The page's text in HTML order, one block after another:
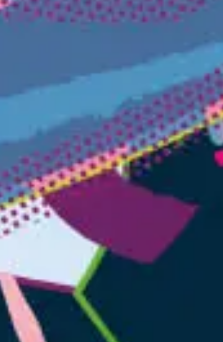
JEUXDI BY PARISLONGCHAMP
LA GARDEN PARTY - CYGAMES GRAND PRIX DE PARIS -
LA GARDEN PARTY - CYGAMES GRAND PRIX DE PARIS -
TOUS NOS ÉVÉNEMENTS
OFFRES, PASS & ABONNEMENTS
ABONNEMENTS ANNUELS
ABONNEMENTS ANNUELS
JOURS DE COURSES
JOURS DE COURSES
PARKING
PARKING
NOS EXPÉRIENCES
EN FAMILLE
EN FAMILLE
ENTRE AMIS